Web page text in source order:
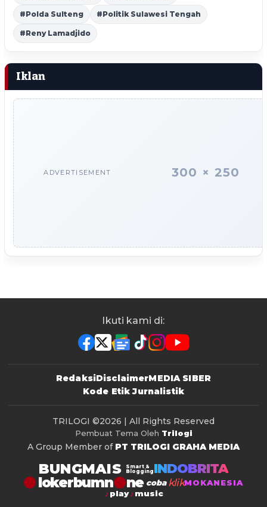
#Polda Sulteng #Politik Sulawesi Tengah
#Reny Lamadjido
Iklan
ADVERTISEMENT 300 × 250
Ikuti kami di:
RedaksiDisclaimerMEDIA SIBER
Kode Etik Jurnalistik
TRILOGI ©2026 | All Rights Reserved
Pembuat Tema Oleh Trilogi
A Group Member of PT TRILOGI GRAHA MEDIA
BUNGMAIS
Smart &
Blogging INDOBRITA
lokerbumn coba klikMOKANESIA
play
music